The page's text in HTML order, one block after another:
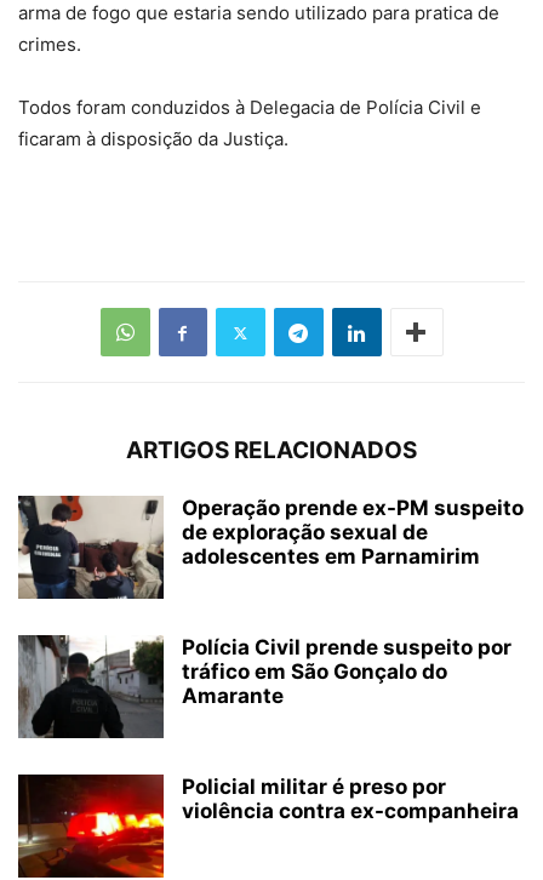
arma de fogo que estaria sendo utilizado para pratica de
crimes.
Todos foram conduzidos à Delegacia de Polícia Civil e
ficaram à disposição da Justiça.
ARTIGOS RELACIONADOS
Operação prende ex-PM suspeito
de exploração sexual de
adolescentes em Parnamirim
Polícia Civil prende suspeito por
tráfico em São Gonçalo do
Amarante
Policial militar é preso por
violência contra ex-companheira